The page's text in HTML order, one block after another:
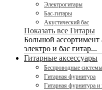
Электрогитары
Бас-гитары
Акустический бас
Показать все Гитары
Большой ассортимент
электро и бас гитар...
Гитарные аксессуары
Беспроводные системы
Гитарная фурнитура
Гитарная фурнитура и